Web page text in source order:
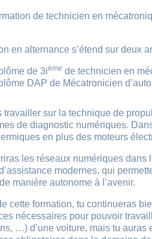
de technicien en
en alternance s’étend sur deux
de 3ième de technicien en
DAP de Mécatronicien
travailler sur la technique de
de diagnostic numériques.
en plus des moteurs
les réseaux numériques
modernes, qui
manière autonome à l’avenir.
cette formation, tu continueras
nécessaires pour pouvoir
…) d’une voiture, mais tu auras